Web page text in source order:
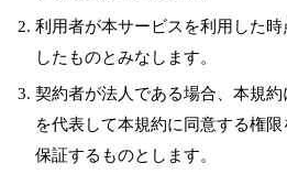
利用者が本サービスを利用した
したものとみなします。
契約者が法人である場合、本規
を代表して本規約に同意する権
保証するものとします。